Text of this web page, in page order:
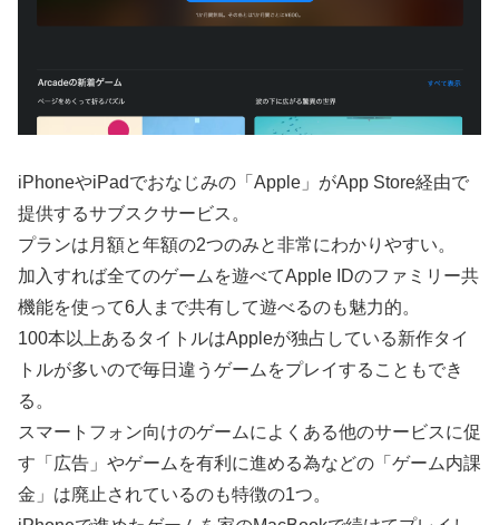
iPhoneやiPadでおなじみの「Apple」がApp Store経由で
提供するサブスクサービス。
プランは月額と年額の2つのみと非常にわかりやすい。
加入すれば全てのゲームを遊べてApple IDのファミリー共
機能を使って6人まで共有して遊べるのも魅力的。
100本以上あるタイトルはAppleが独占している新作タイ
トルが多いので毎日違うゲームをプレイすることもでき
る。
スマートフォン向けのゲームによくある他のサービスに促
す「広告」やゲームを有利に進める為などの「ゲーム内課
金」は廃止されているのも特徴の1つ。